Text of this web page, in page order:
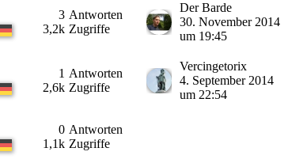
Antworten
3
Zugriffe
3,2k
Der Barde
30. November 2014
um 19:45
Antworten
1
Zugriffe
2,6k
Vercingetorix
4. September 2014
um 22:54
Antworten
0
Zugriffe
1,1k